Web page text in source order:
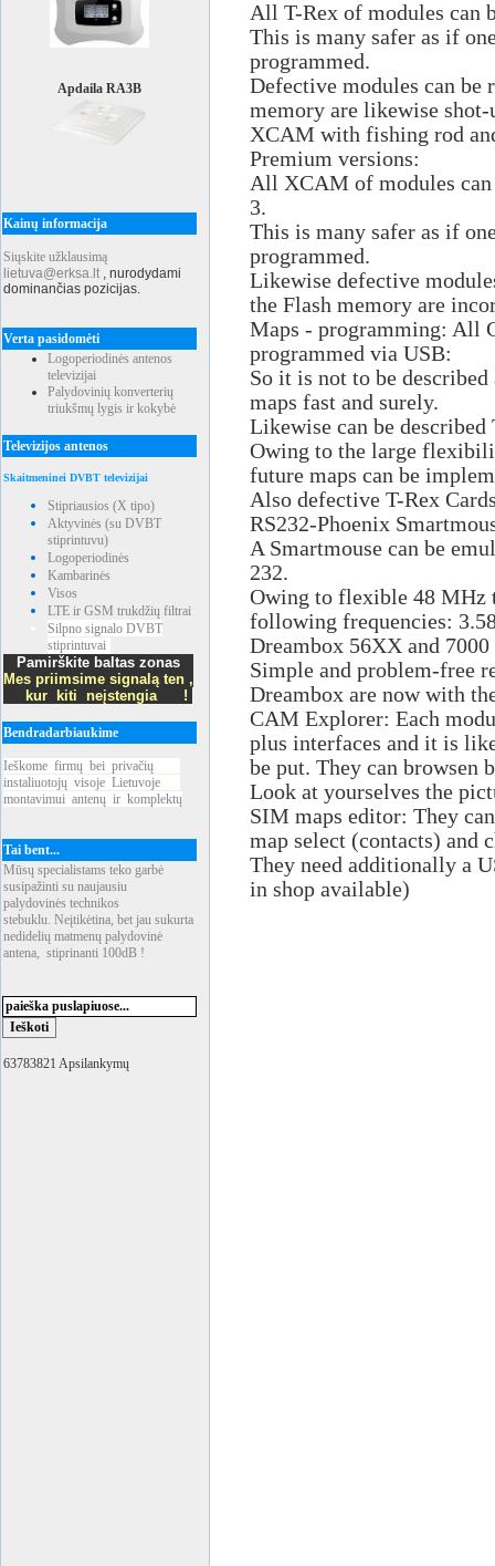
Apdaila RA3B
Kainų informacija
Siųskite užklausimą
lietuva@erksa.lt , nurodydami
dominančias pozicijas.
Verta pasidomėti
Logoperiodinės antenos
televizijai
Palydovinių konverterių
triukšmų lygis ir kokybė
Televizijos antenos
Skaitmeninei DVBT televizijai
Stipriausios (X tipo)
Aktyvinės (su DVBT
stiprintuvu)
Logoperiodinės
Kambarinės
Visos
LTE ir GSM trukdžių filtrai
Silpno signalo DVBT
stiprintuvai
Pamirškite baltas zonas
Mes priimsime signalą ten ,
kur kiti neįstengia !
Bendradarbiaukime
Ieškome firmų bei privačių
instaliuotojų visoje Lietuvoje
montavimui antenų ir komplektų
Tai bent...
Mūsų specialistams teko garbė
susipažinti su naujausiu
palydovinės technikos
stebuklu. Neįtikėtina, bet jau sukurta
nedidelių matmenų palydovinė
antena, stiprinanti 100dB !
63783821 Apsilankymų
All T-Rex of modules can
This is many safer as if
programmed.
Defective modules can be
memory are likewise
XCAM with fishing rod
Premium versions:
All XCAM of modules
3.
This is many safer as if
programmed.
Likewise defective
the Flash memory are
Maps - programming: All
programmed via USB:
So it is not to be
maps fast and surely.
Likewise can be
Owing to the large
future maps can be
Also defective T-Rex
RS232-Phoenix
A Smartmouse can be
232.
Owing to flexible 48 MHz
following frequencies:
Dreambox 56XX and
Simple and problem-free
Dreambox are now with
CAM Explorer: Each
plus interfaces and it is
be put. They can browsen
Look at yourselves the
SIM maps editor: They
map select (contacts) and
They need additionally a
in shop available)